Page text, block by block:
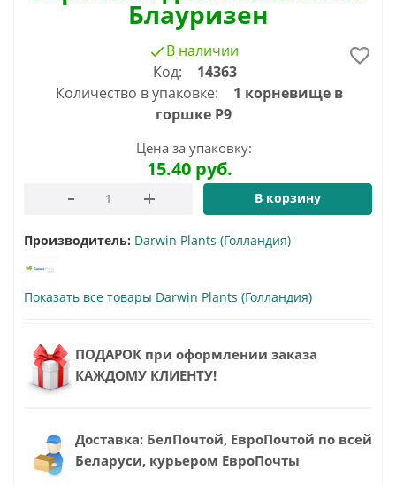
Блауризен
В наличии
Код:
14363
Количество в упаковке:
1 корневище в
горшке Р9
Цена за упаковку:
15.40руб.
В корзину
Производитель: Darwin Plants (Голландия)
Показать все товары Darwin Plants (Голландия)
ПОДАРОК при оформлении заказа
КАЖДОМУ КЛИЕНТУ!
Доставка: БелПочтой, ЕвроПочтой по всей
Беларуси, курьером ЕвроПочты